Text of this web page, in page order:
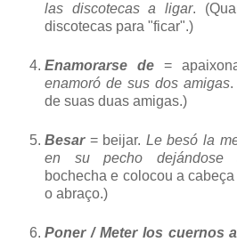
las discotecas a ligar.
discotecas para "ficar".)
Enamorarse de =
enamoró de sus dos amigas
de suas duas amigas.)
Besar= beijar. Le besó la
en su pecho dejándose
bochecha e colocou a
o abraço.)
Poner / Meter los cuernos